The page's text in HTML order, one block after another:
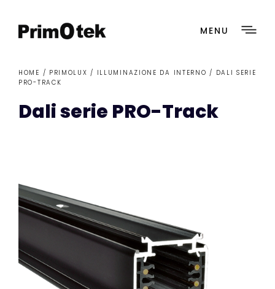
MENU
HOME / PRIMOLUX / ILLUMINAZIONE DA INTERNO / DALI SERIE
PRO-TRACK
Dali serie PRO-Track